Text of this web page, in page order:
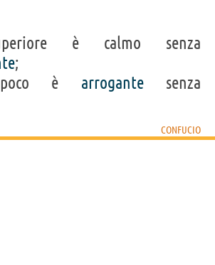
è calmo senza
;
è arrogantesenza
CONFUCIO